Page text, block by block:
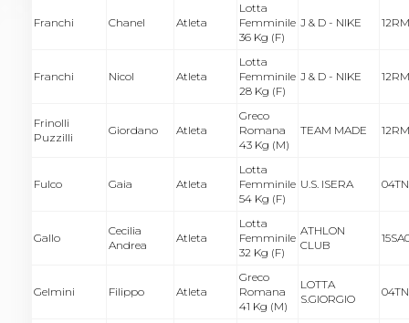
Franchi Chanel Atleta
Lotta
Femminile
36 Kg (F)
J & D - NIKE
Franchi Nicol Atleta
Lotta
Femminile
28 Kg (F)
J & D - NIKE
Frinolli
Puzzilli
Giordano Atleta
Greco
Romana
43 Kg (M)
TEAM MADE
Fulco Gaia Atleta
Lotta
Femminile
54 Kg (F)
U.S. ISERA
Gallo
Cecilia
Andrea
Atleta
Lotta
Femminile
32 Kg (F)
ATHLON
CLUB
Gelmini Filippo Atleta
Greco
Romana
41 Kg (M)
LOTTA
S.GIORGIO